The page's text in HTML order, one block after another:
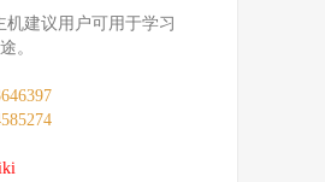
建议用户可用于学习
。